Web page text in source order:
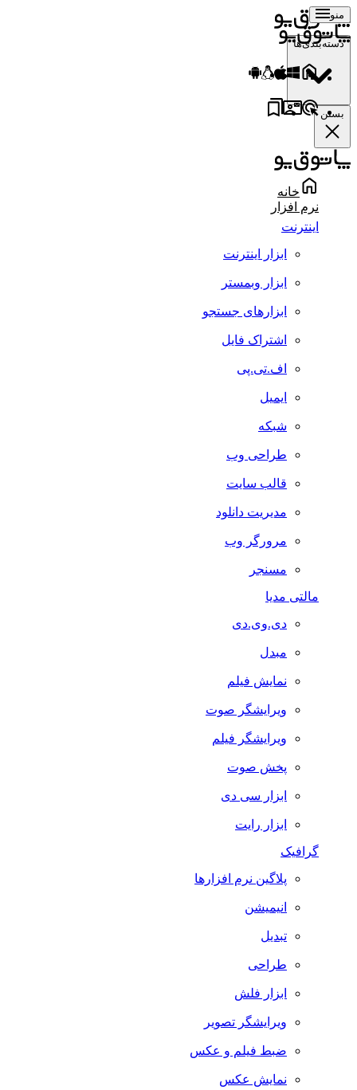
منو
دسته‌بندی‌ها
بستن
خانه
نرم افزار
اینترنت
ابزار اینترنت
ابزار وبمستر
ابزارهای جستجو
اشتراک فایل
اف.تی.پی
ایمیل
شبکه
طراحی وب
قالب سایت
مدیریت دانلود
مرورگر وب
مسنجر
مالتی مدیا
دی.وی.دی
مبدل
نمایش فیلم
ویرایشگر صوت
ویرایشگر فیلم
پخش صوت
ابزار سی دی
ابزار رایت
گرافیک
پلاگین نرم افزارها
انیمیشن
تبدیل
طراحی
ابزار فلش
ویرایشگر تصویر
ضبط فيلم و عكس
نمایش عکس